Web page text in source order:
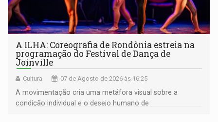
A ILHA: Coreografia de Rondônia estreia na
programação do Festival de Dança de
Joinville
Cultura 07 de Agosto de 2026 às 16:25
A movimentação cria uma metáfora visual sobre a
condição individual e o desejo humano de